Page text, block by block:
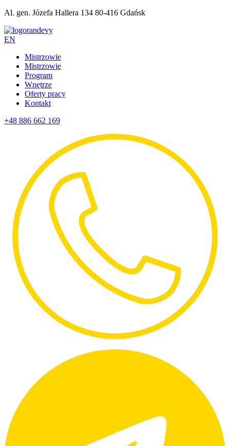
Al. gen. Józefa Hallera 134 80-416 Gdańsk
EN
Mistrzowie
Mistrzowie
Program
Wnętrze
Oferty pracy
Kontakt
+48 886 662 169